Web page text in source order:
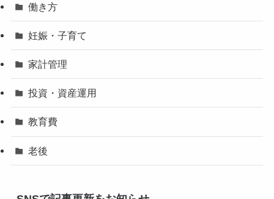
働き方
妊娠・子育て
家計管理
投資・資産運用
教育費
老後